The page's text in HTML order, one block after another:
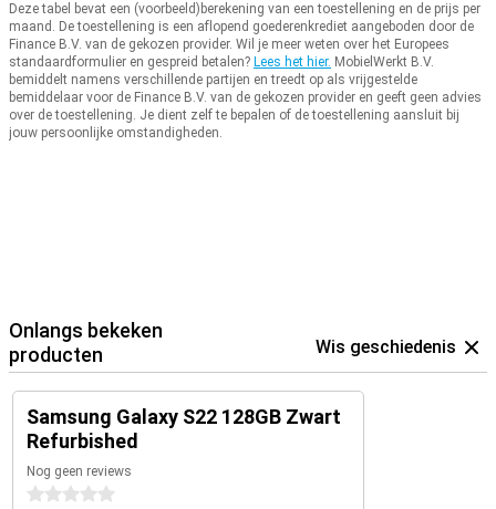
Deze tabel bevat een (voorbeeld)berekening van een toestellening en de prijs per
maand. De toestellening is een aflopend goederenkrediet aangeboden door de
Finance B.V. van de gekozen provider. Wil je meer weten over het Europees
standaardformulier en gespreid betalen? Lees het hier. MobielWerkt B.V.
bemiddelt namens verschillende partijen en treedt op als vrijgestelde
bemiddelaar voor de Finance B.V. van de gekozen provider en geeft geen advies
over de toestellening. Je dient zelf te bepalen of de toestellening aansluit bij
jouw persoonlijke omstandigheden.
Onlangs bekeken
producten
Wis geschiedenis
Samsung Galaxy S22 128GB Zwart
Refurbished
Nog geen reviews
0 sterren